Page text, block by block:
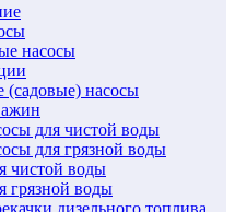
насосы
(садовые) насосы
для чистой воды
для грязной воды
чистой воды
грязной воды
дизельного топлива